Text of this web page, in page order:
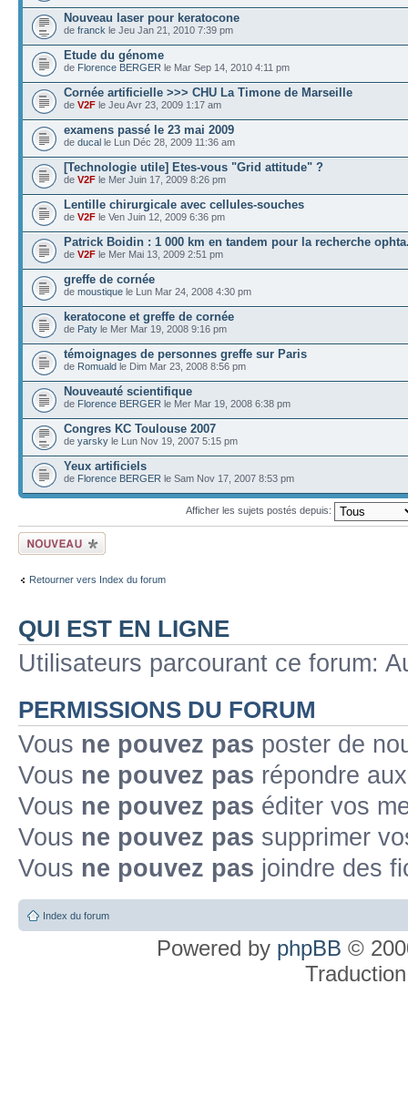
Nouveau laser pour keratocone
de franck le Jeu Jan 21, 2010 7:39 pm
Etude du génome
de Florence BERGER le Mar Sep 14, 2010 4:11 pm
Cornée artificielle >>> CHU La Timone de Marseille
de V2F le Jeu Avr 23, 2009 1:17 am
examens passé le 23 mai 2009
de ducal le Lun Déc 28, 2009 11:36 am
[Technologie utile] Etes-vous "Grid attitude" ?
de V2F le Mer Juin 17, 2009 8:26 pm
Lentille chirurgicale avec cellules-souches
de V2F le Ven Juin 12, 2009 6:36 pm
Patrick Boidin : 1 000 km en tandem pour la recherche
de V2F le Mer Mai 13, 2009 2:51 pm
greffe de cornée
de moustique le Lun Mar 24, 2008 4:30 pm
keratocone et greffe de cornée
de Paty le Mer Mar 19, 2008 9:16 pm
témoignages de personnes greffe sur Paris
de Romuald le Dim Mar 23, 2008 8:56 pm
Nouveauté scientifique
de Florence BERGER le Mer Mar 19, 2008 6:38 pm
Congres KC Toulouse 2007
de yarsky le Lun Nov 19, 2007 5:15 pm
Yeux artificiels
de Florence BERGER le Sam Nov 17, 2007 8:53 pm
Afficher les sujets postés depuis:
Ecrire un nouveau
sujet
Retourner vers Index du forum
QUI EST EN LIGNE
Utilisateurs parcourant ce forum:
PERMISSIONS DU FORUM
Vous ne pouvez pas poster de
Vous ne pouvez pas répondre
Vous ne pouvez pas éditer vos
Vous ne pouvez pas supprimer
Vous ne pouvez pas joindre des
Index du forum
Powered by phpBB ©